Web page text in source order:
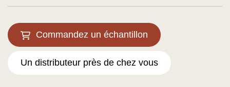
Commandez un échantillon
Un distributeur près de chez vous